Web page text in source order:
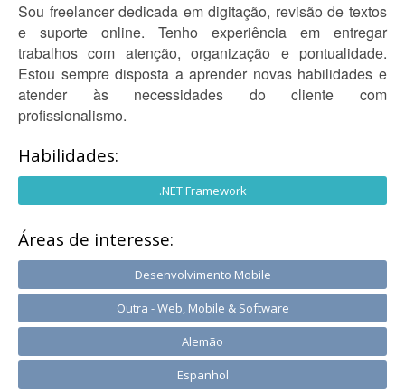
Sou freelancer dedicada em digitação, revisão de textos
e suporte online. Tenho experiência em entregar
trabalhos com atenção, organização e pontualidade.
Estou sempre disposta a aprender novas habilidades e
atender às necessidades do cliente com
profissionalismo.
Habilidades:
.NET Framework
Áreas de interesse:
Desenvolvimento Mobile
Outra - Web, Mobile & Software
Alemão
Espanhol